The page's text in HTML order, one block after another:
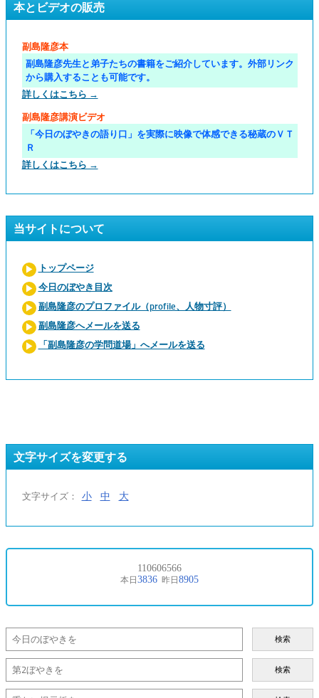
本とビデオの販売
副島隆彦本
副島隆彦先生と弟子たちの書籍をご紹介しています。外部リンク
から購入することも可能です。
詳しくはこちら →
副島隆彦講演ビデオ
「今日のぼやきの語り口」を実際に映像で体感できる秘蔵のＶＴ
Ｒ
詳しくはこちら →
当サイトについて
トップページ
今日のぼやき目次
副島隆彦のプロファイル（profile、人物寸評）
副島隆彦へメールを送る
「副島隆彦の学問道場」へメールを送る
文字サイズを変更する
文字サイズ： 小 中 大
検索
検索